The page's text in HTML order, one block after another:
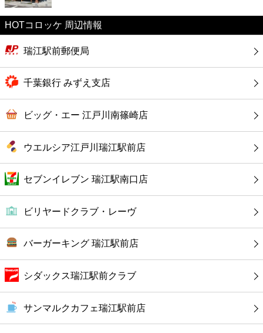
ファーストフード
カフェ
ショッピング
銀行
公共
病院
ホテル
HOTコロッケ 周辺情報
瑞江駅前郵便局
千葉銀行 みずえ支店
ビッグ・エー 江戸川南篠崎店
ウエルシア江戸川瑞江駅前店
セブンイレブン 瑞江駅南口店
ビリヤードクラブ・レーヴ
バーガーキング 瑞江駅前店
シダックス瑞江駅前クラブ
サンマルクカフェ瑞江駅前店